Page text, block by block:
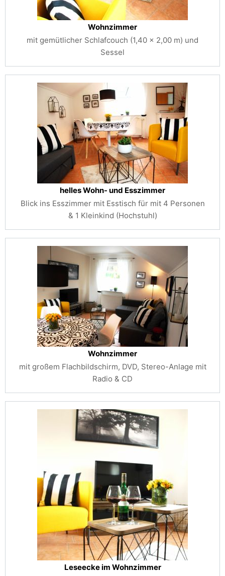
Wohnzimmer
mit gemütlicher Schlafcouch (1,40 x 2,00 m) und
Sessel
helles Wohn- und Esszimmer
Blick ins Esszimmer mit Esstisch für mit 4 Personen
& 1 Kleinkind (Hochstuhl)
Wohnzimmer
mit großem Flachbildschirm, DVD, Stereo-Anlage mit
Radio & CD
Leseecke im Wohnzimmer